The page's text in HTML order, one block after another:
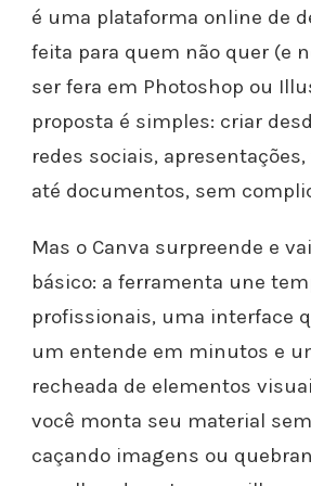
é uma plataforma online de
feita para quem não quer (e
ser fera em Photoshop ou
proposta é simples: criar
redes sociais,
até documentos, sem
Mas o Canva surpreende e
básico: a ferramenta une
profissionais, uma interface
um entende em minutos e
recheada de elementos
você monta seu material
caçando imagens ou